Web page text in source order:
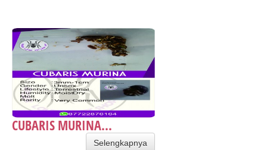
CUBARIS MURINA...
Selengkapnya